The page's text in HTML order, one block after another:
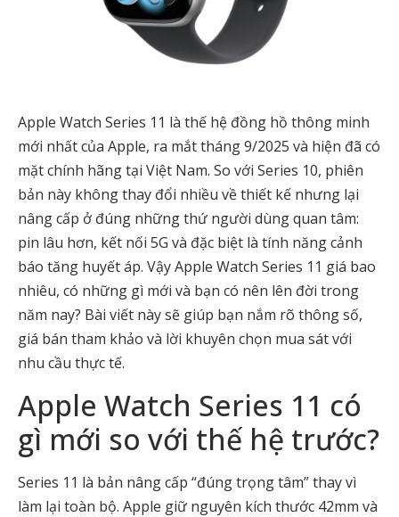
Apple Watch Series 11 là thế hệ đồng hồ thông minh
mới nhất của Apple, ra mắt tháng 9/2025 và hiện đã có
mặt chính hãng tại Việt Nam. So với Series 10, phiên
bản này không thay đổi nhiều về thiết kế nhưng lại
nâng cấp ở đúng những thứ người dùng quan tâm:
pin lâu hơn, kết nối 5G và đặc biệt là tính năng cảnh
báo tăng huyết áp. Vậy Apple Watch Series 11 giá bao
nhiêu, có những gì mới và bạn có nên lên đời trong
năm nay? Bài viết này sẽ giúp bạn nắm rõ thông số,
giá bán tham khảo và lời khuyên chọn mua sát với
nhu cầu thực tế.
Apple Watch Series 11 có
gì mới so với thế hệ trước?
Series 11 là bản nâng cấp “đúng trọng tâm” thay vì
làm lại toàn bộ. Apple giữ nguyên kích thước 42mm và